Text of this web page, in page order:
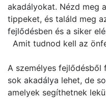
akadályokat. Nézd meg
tippeket, és találd meg
fejlődésben és a siker
Amit tudnod kell az
A személyes
sok akadálya lehet, de
amelyek segíthetnek